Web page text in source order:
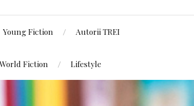
Young Fiction Autorii TREI
Fiction Lifestyle